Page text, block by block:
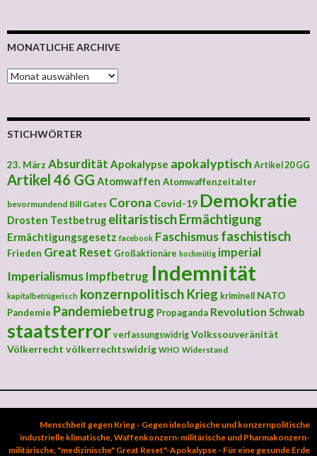
MONATLICHE ARCHIVE
MONATLICHE ARCHIVE
STICHWÖRTER
23. März Absurdität Apokalypse apokalyptisch Artikel 20 GG
Artikel 46 GG Atomwaffen Atomwaffenzeitalter
bevormundend Bill Gates Corona Covid-19 Demokratie
Drosten Testbetrug elitaristischErmächtigung
Ermächtigungsgesetz facebook Faschismusfaschistisch
Frieden Great Reset Großaktionäre hochmütig imperial
Imperialismus Impfbetrug Indemnität
kapitalbetrügerisch konzernpolitisch Krieg kriminell
NATO
Pandemie Pandemiebetrug Propaganda Revolution Schwab
staatsterror verfassungswidrig Volkssouveränität
Völkerrecht völkerrechtswidrig WHO Widerstand
Menschheit gegen Krieg - Gegen ideologische und konzernpolitische
industrielle klimatische, Waffenkonzern-militärische und Pharmakonzern-
militärische, "medizinische" Great Reset"-Apokalypse - Für eine gesunde Erde